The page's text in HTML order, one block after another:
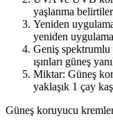
yaşlanma
Yeniden
yeniden
Geniş spektrumlu
ışınları güneş
Miktar: Güneş
yaklaşık 1 çay
Güneş koruyucu